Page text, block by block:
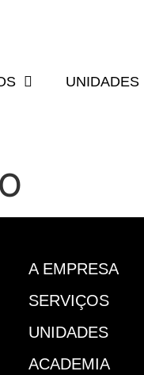
UNIDADES
A EMPRESA
SERVIÇOS
UNIDADES
ACADEMIA